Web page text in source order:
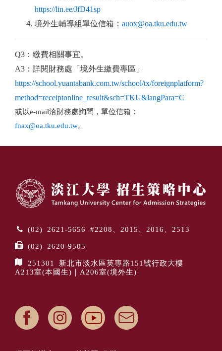
https://lin.ee/JfD41sp
境外生輔導組單位信箱： auox@oa.tku.edu.tw
Q3 ：繳費相關事宜。
A3 ： 詳閱財務處「境外生繳費專區」
https://school.yuantabank.com.tw/school/tx/foreignplatform?
method=receiptonline_result&sch=TKU&langPara=C
或以e-mail洽財務處詢問，單位信箱：
fnax@oa.tku.edu.tw。
(02) 2621-5656 #2208、2015、2016、2513
(02) 2620-9505
251301 新北市淡水區英專路151號行政大樓
A213室(本國生)｜A206室(境外生)